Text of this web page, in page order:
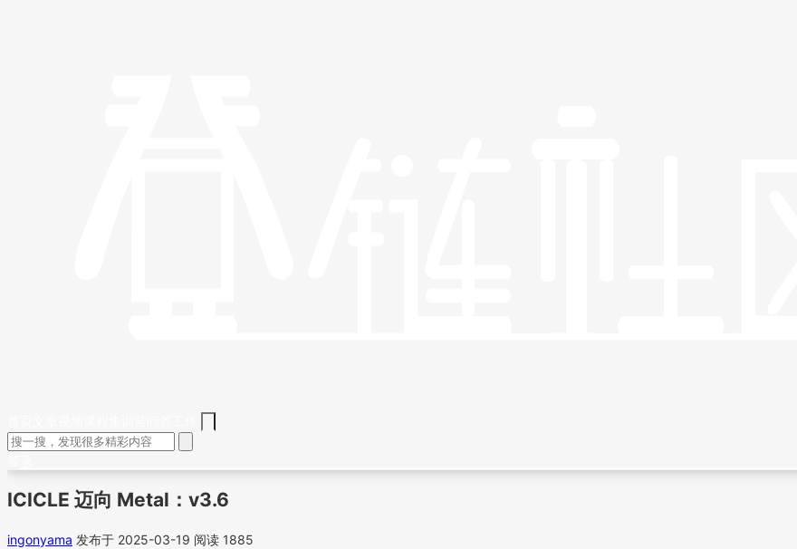
ICICLE 迈向 Metal：v3.6
ingonyama 发布于 2025-03-19 阅读 1885